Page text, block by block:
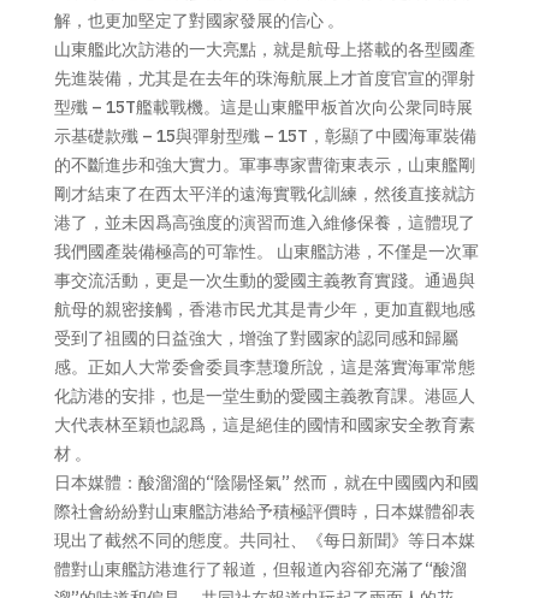
解，也更加堅定了對國家發展的信心 。
山東艦此次訪港的一大亮點，就是航母上搭載的各型國產
先進裝備，尤其是在去年的珠海航展上才首度官宣的彈射
型殲 – 15T艦載戰機。這是山東艦甲板首次向公衆同時展
示基礎款殲 – 15與彈射型殲 – 15T，彰顯了中國海軍裝備
的不斷進步和強大實力。軍事專家曹衛東表示，山東艦剛
剛才結束了在西太平洋的遠海實戰化訓練，然後直接就訪
港了，並未因爲高強度的演習而進入維修保養，這體現了
我們國產裝備極高的可靠性。 山東艦訪港，不僅是一次軍
事交流活動，更是一次生動的愛國主義教育實踐。通過與
航母的親密接觸，香港市民尤其是青少年，更加直觀地感
受到了祖國的日益強大，增強了對國家的認同感和歸屬
感。正如人大常委會委員李慧瓊所說，這是落實海軍常態
化訪港的安排，也是一堂生動的愛國主義教育課。港區人
大代表林至穎也認爲，這是絕佳的國情和國家安全教育素
材 。
日本媒體：酸溜溜的“陰陽怪氣” 然而，就在中國國內和國
際社會紛紛對山東艦訪港給予積極評價時，日本媒體卻表
現出了截然不同的態度。共同社、《每日新聞》等日本媒
體對山東艦訪港進行了報道，但報道內容卻充滿了“酸溜